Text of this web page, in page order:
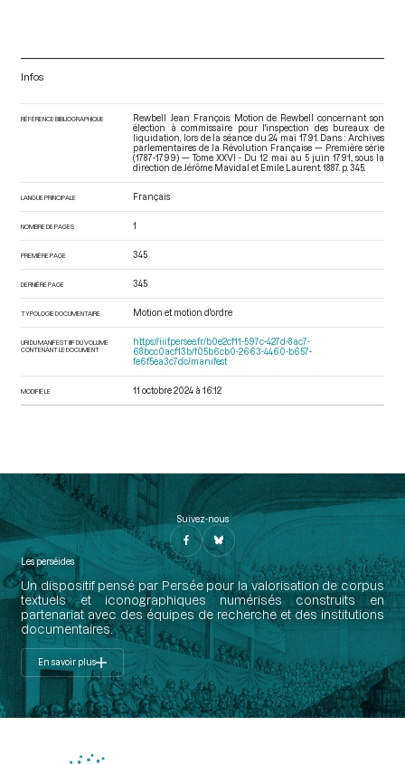
Infos
RÉFÉRENCE BIBLIOGRAPHIQUE
Rewbell Jean François. Motion de Rewbell concernant son
élection à commissaire pour l'inspection des bureaux de
liquidation, lors de la séance du 24 mai 1791. Dans : Archives
parlementaires de la Révolution Française — Première série
(1787-1799) — Tome XXVI - Du 12 mai au 5 juin 1791.
, sous la
direction de Jérôme Mavidal et Emile Laurent. 1887. p. 345.
LANGUE PRINCIPALE Français
NOMBRE DE PAGES 1
PREMIÈRE PAGE 345
DERNIÈRE PAGE 345
TYPOLOGIE DOCUMENTAIRE Motion et motion d'ordre
URI DU MANIFEST IIIF DU VOLUME
CONTENANT LE DOCUMENT
https://iiif.persee.fr/b0e2cf11-597c-427d-8ac7-
68bcc0acf13b/f05b6cb0-2663-4460-b657-
fe6f5ea3c7dc/manifest
MODIFIÉ LE 11 octobre 2024 à 16:12
Suivez-nous
Les perséides
Un dispositif pensé par Persée pour la valorisation de corpus
textuels et iconographiques numérisés construits en
partenariat avec des équipes de recherche et des institutions
documentaires.
En savoir plus